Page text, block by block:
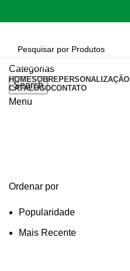
Categorias
Search
Menu
Categorias
HOMESOBREPERSONALIZAÇÃO
CATÁLOGOCONTATO
Ordenar por
Popularidade
Mais Recente